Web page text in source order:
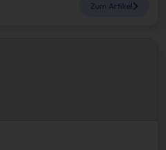
Zum Artikel